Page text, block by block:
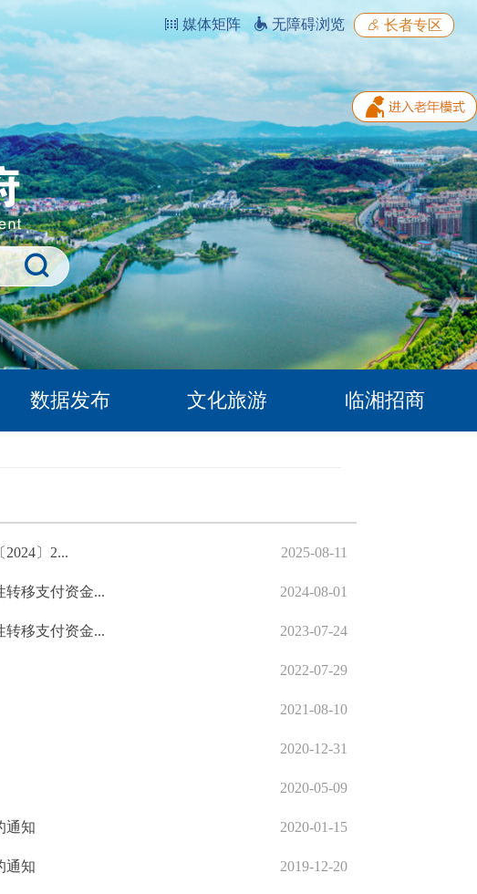
媒体矩阵 无障碍浏览 长者专区
数据发布 文化旅游 临湘招商
2025-08-11
〕2...
2024-08-01
转移支付资金...
2023-07-24
转移支付资金...
2022-07-29
2021-08-10
2020-12-31
2020-05-09
2020-01-15
通知
2019-12-20
通知